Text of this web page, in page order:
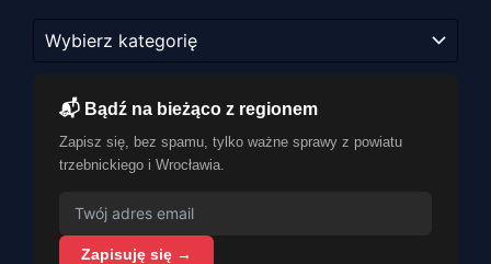
📬 Bądź na bieżąco z regionem
Zapisz się, bez spamu, tylko ważne sprawy z powiatu
trzebnickiego i Wrocławia.
Zapisuję się →